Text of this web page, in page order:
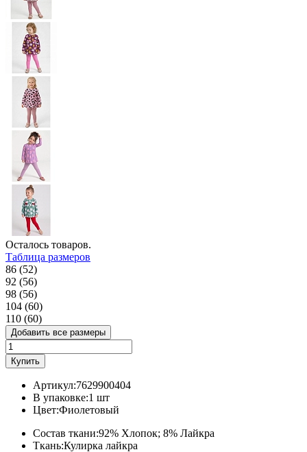
Осталось товаров.
Таблица размеров
86 (52)
92 (56)
98 (56)
104 (60)
110 (60)
Добавить все размеры
Купить
Артикул:7629900404
В упаковке:1 шт
Цвет:Фиолетовый
Состав ткани:92% Хлопок; 8% Лайкра
Ткань:Кулирка лайкра